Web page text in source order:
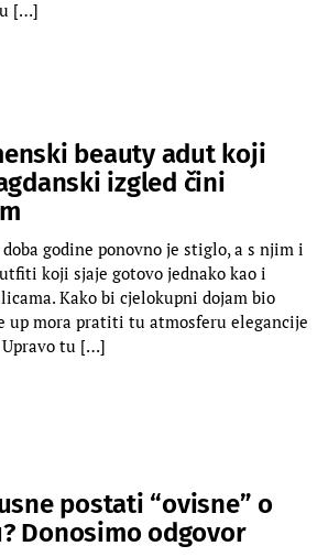
[…]
beauty adut koji
izgled čini
godine ponovno je stiglo, a s njim i
koji sjaje gotovo jednako kao i
Kako bi cjelokupni dojam bio
up mora pratiti tu atmosferu elegancije
tu […]
postati “ovisne” o
Donosimo odgovor